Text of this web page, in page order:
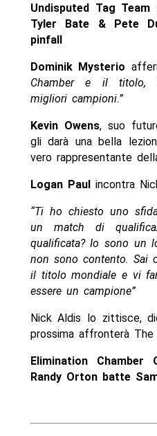
Undisputed Tag
Tyler Bate & Pete
pinfall
Dominik Mysterio
Chamber e il
migliori campioni.”
Kevin Owens, suo
gli darà una bella
vero rappresentante
Logan Paul incontra
“Ti ho chiesto uno
un match di
qualificata? Io sono un
non sono contento. Sai
il titolo mondiale e vi
essere un campione”
Nick Aldis lo zittisce,
prossima affronterà The
Elimination Chamber
Randy Orton batte